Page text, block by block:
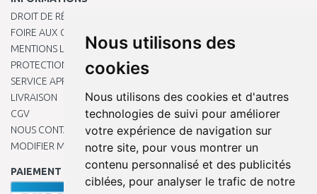
Nous utilisons des
cookies
Nous utilisons des cookies et d'autres
technologies de suivi pour améliorer
votre expérience de navigation sur
notre site, pour vous montrer un
contenu personnalisé et des publicités
ciblées, pour analyser le trafic de notre
DROIT DE RÉTRACTATION
FOIRE AUX QUESTIONS
MENTIONS LÉGALES
PROTECTION DES DONNÉES PERSONNELLES
SERVICE APRÈS-VENTE
LIVRAISON
CGV
NOUS CONTACTER
MODIFIER MES PRÉFÉRENCES DE COOKIES
PAIEMENT EN LIGNE